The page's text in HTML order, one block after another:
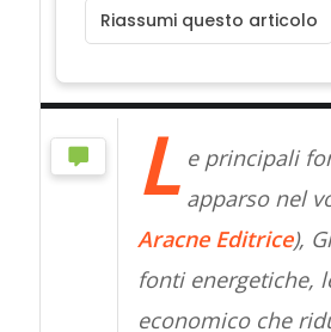
Riassumi questo articolo
L e principali
apparso nel
Aracne Editrice),
fonti energetiche,
economico che